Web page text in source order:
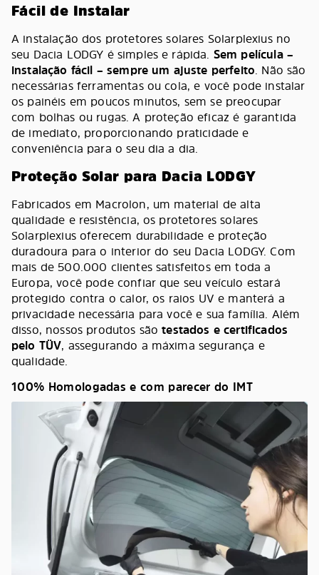
Fácil de Instalar
A instalação dos protetores solares Solarplexius no
seu Dacia LODGY é simples e rápida. Sem película –
instalação fácil – sempre um ajuste perfeito. Não são
necessárias ferramentas ou cola, e você pode instalar
os painéis em poucos minutos, sem se preocupar
com bolhas ou rugas. A proteção eficaz é garantida
de imediato, proporcionando praticidade e
conveniência para o seu dia a dia.
Proteção Solar para Dacia LODGY
Fabricados em Macrolon, um material de alta
qualidade e resistência, os protetores solares
Solarplexius oferecem durabilidade e proteção
duradoura para o interior do seu Dacia LODGY. Com
mais de 500.000 clientes satisfeitos em toda a
Europa, você pode confiar que seu veículo estará
protegido contra o calor, os raios UV e manterá a
privacidade necessária para você e sua família. Além
disso, nossos produtos sãotestados e certificados
pelo TÜV, assegurando a máxima segurança e
qualidade.
100% Homologadas e com parecer do IMT